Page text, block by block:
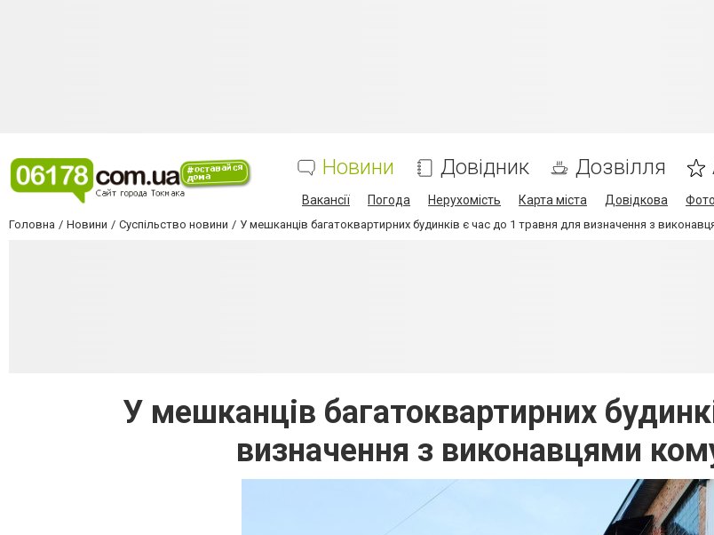
Новини Довідник Дозвілля
Вакансії Погода Нерухомість Карта міста Довідкова
Головна Новини Суспільство новини У мешканців багатоквартирних будинків є час до 1 травня для визначення з
У мешканців багатоквартирних
визначення з виконавцями